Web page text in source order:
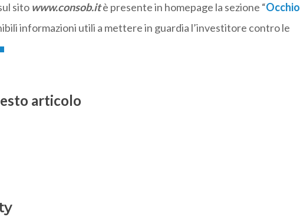
sito www.consob.itè presente in homepage la sezione “Occhio
informazioni utili a mettere in guardia l’investitore contro le
articolo